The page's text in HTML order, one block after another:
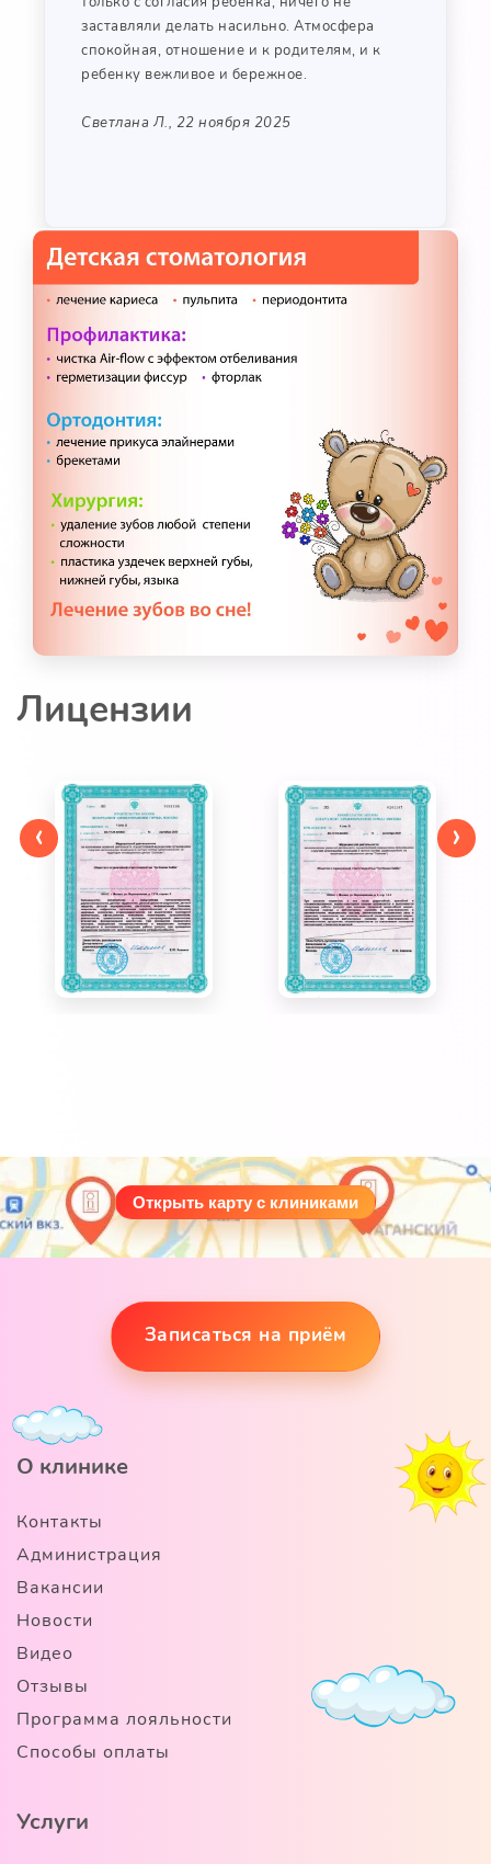
заставляли делать насильно. Атмосфера
спокойная, отношение и к родителям, и к
ребенку вежливое и бережное.
Светлана Л., 22 ноября 2025
Лицензии
‹ ›
Открыть карту с клиниками
Записаться на приём
О клинике
Контакты
Администрация
Вакансии
Новости
Видео
Отзывы
Программа лояльности
Способы оплаты
Услуги